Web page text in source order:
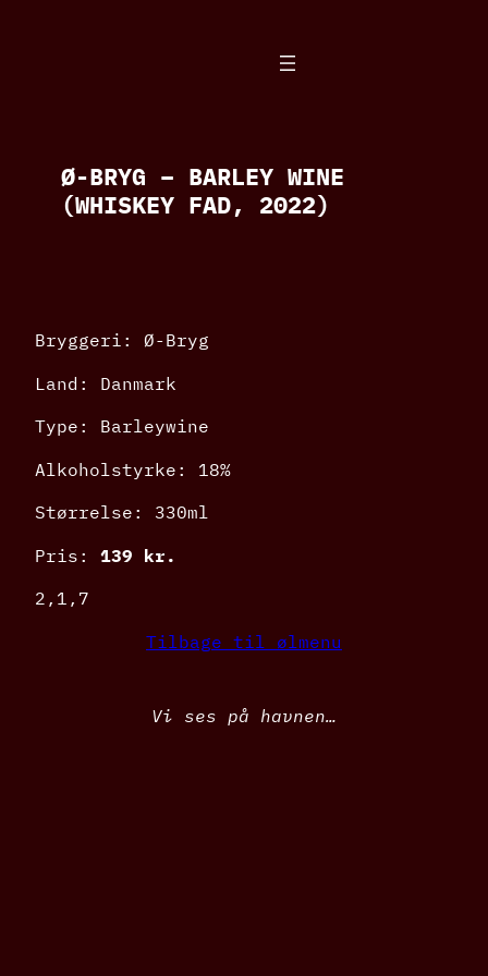
Ø-BRYG – BARLEY WINE
(WHISKEY FAD, 2022)
Bryggeri: Ø-Bryg
Land: Danmark
Type: Barleywine
Alkoholstyrke: 18%
Størrelse: 330ml
Pris: 139 kr.
2,1,7
Tilbage til ølmenu
Vi ses på havnen…